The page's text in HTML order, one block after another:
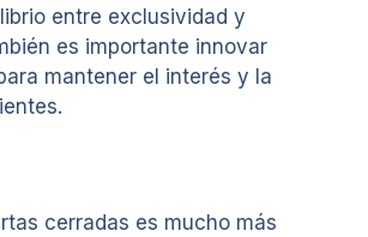
entre exclusividad y
es importante innovar
mantener el interés y la
cerradas es mucho más